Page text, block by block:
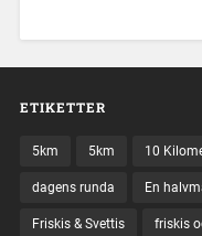
ETIKETTER
5km 5km 10
dagens runda En
Friskis & Svettis friskis